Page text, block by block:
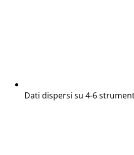
Dati dispersi su 4-6